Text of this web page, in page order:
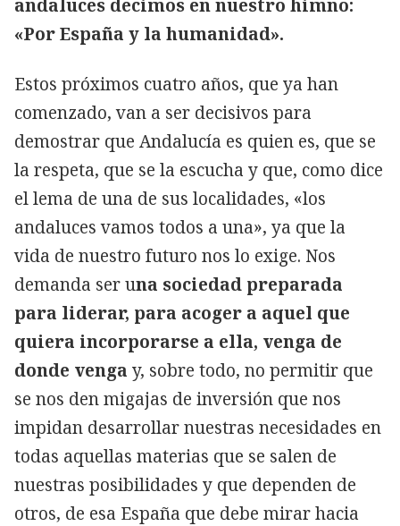
andaluces decimos en nuestro himno:
«Por España y la humanidad».
Estos próximos cuatro años, que ya han
comenzado, van a ser decisivos para
demostrar que Andalucía es quien es, que se
la respeta, que se la escucha y que, como dice
el lema de una de sus localidades, «los
andaluces vamos todos a una», ya que la
vida de nuestro futuro nos lo exige. Nos
demanda ser una sociedad preparada
para liderar, para acoger a aquel que
quiera incorporarse a ella, venga de
donde venga y, sobre todo, no permitir que
se nos den migajas de inversión que nos
impidan desarrollar nuestras necesidades en
todas aquellas materias que se salen de
nuestras posibilidades y que dependen de
otros, de esa España que debe mirar hacia